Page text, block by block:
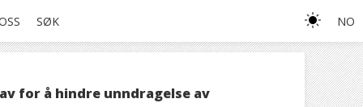
SØK NO
for å hindre unndragelse av